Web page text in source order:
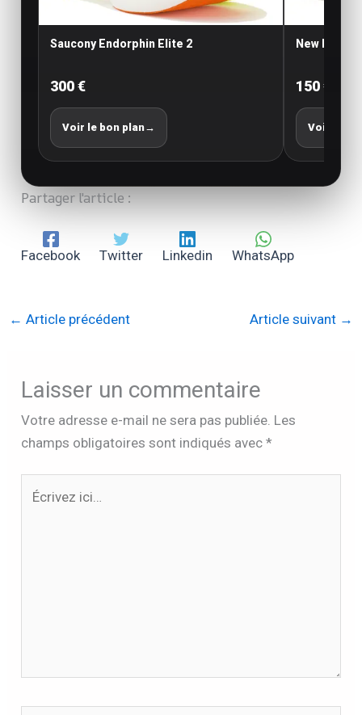
Saucony Endorphin Elite 2
300 €
Voir le bon plan→
New
150 €
Voir le
Partager l'article :
Facebook Twitter Linkedin WhatsApp
← Article précédent Article suivant →
Laisser un commentaire
Votre adresse e-mail ne sera pas publiée. Les
champs obligatoires sont indiqués avec*